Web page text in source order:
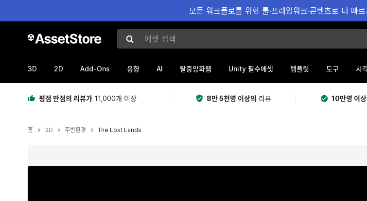
모든 워크플로를 위한 툴·프레임워크·콘텐츠로 더
에셋 검색
3D 2D Add-Ons 음향 AI 탈중앙화웹 Unity 필수에셋 템플릿 도구 시
평점 만점의 리뷰가 11,000개 이상 8만 5천명 이상의 리뷰 10만명 이
홈 3D 주변환경 The Lost Lands